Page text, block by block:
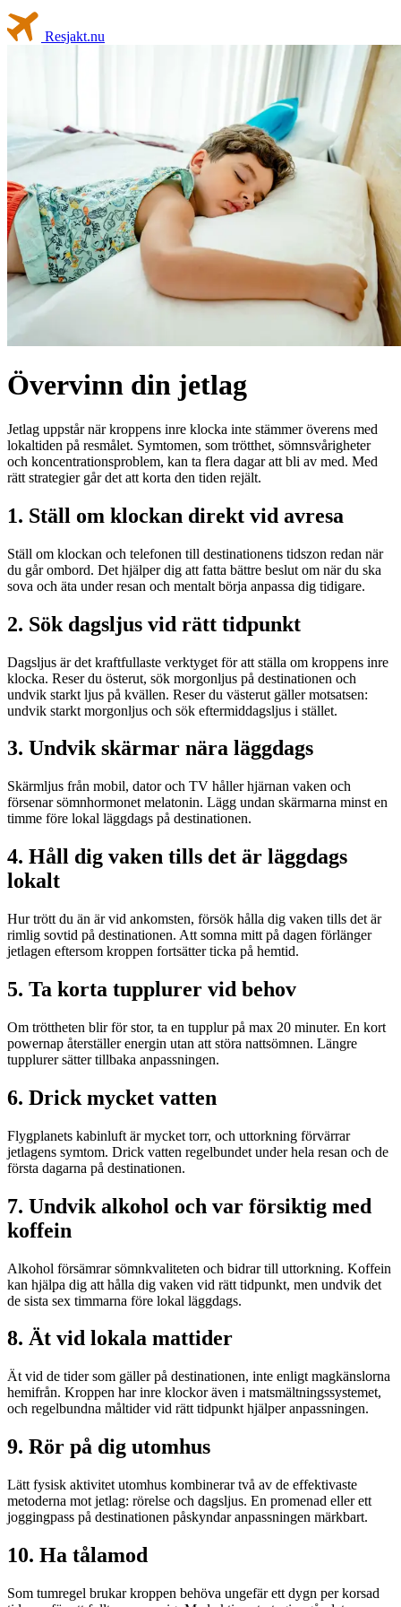
Resjakt.nu
Övervinn din jetlag
Jetlag uppstår när kroppens inre klocka inte stämmer överens med
lokaltiden på resmålet. Symtomen, som trötthet, sömnsvårigheter
och koncentrationsproblem, kan ta flera dagar att bli av med. Med
rätt strategier går det att korta den tiden rejält.
1. Ställ om klockan direkt vid avresa
Ställ om klockan och telefonen till destinationens tidszon redan när
du går ombord. Det hjälper dig att fatta bättre beslut om när du ska
sova och äta under resan och mentalt börja anpassa dig tidigare.
2. Sök dagsljus vid rätt tidpunkt
Dagsljus är det kraftfullaste verktyget för att ställa om kroppens inre
klocka. Reser du österut, sök morgonljus på destinationen och
undvik starkt ljus på kvällen. Reser du västerut gäller motsatsen:
undvik starkt morgonljus och sök eftermiddagsljus i stället.
3. Undvik skärmar nära läggdags
Skärmljus från mobil, dator och TV håller hjärnan vaken och
försenar sömnhormonet melatonin. Lägg undan skärmarna minst en
timme före lokal läggdags på destinationen.
4. Håll dig vaken tills det är läggdags
lokalt
Hur trött du än är vid ankomsten, försök hålla dig vaken tills det är
rimlig sovtid på destinationen. Att somna mitt på dagen förlänger
jetlagen eftersom kroppen fortsätter ticka på hemtid.
5. Ta korta tupplurer vid behov
Om tröttheten blir för stor, ta en tupplur på max 20 minuter. En kort
powernap återställer energin utan att störa nattsömnen. Längre
tupplurer sätter tillbaka anpassningen.
6. Drick mycket vatten
Flygplanets kabinluft är mycket torr, och uttorkning förvärrar
jetlagens symtom. Drick vatten regelbundet under hela resan och de
första dagarna på destinationen.
7. Undvik alkohol och var försiktig med
koffein
Alkohol försämrar sömnkvaliteten och bidrar till uttorkning. Koffein
kan hjälpa dig att hålla dig vaken vid rätt tidpunkt, men undvik det
de sista sex timmarna före lokal läggdags.
8. Ät vid lokala mattider
Ät vid de tider som gäller på destinationen, inte enligt magkänslorna
hemifrån. Kroppen har inre klockor även i matsmältningssystemet,
och regelbundna måltider vid rätt tidpunkt hjälper anpassningen.
9. Rör på dig utomhus
Lätt fysisk aktivitet utomhus kombinerar två av de effektivaste
metoderna mot jetlag: rörelse och dagsljus. En promenad eller ett
joggingpass på destinationen påskyndar anpassningen märkbart.
10. Ha tålamod
Som tumregel brukar kroppen behöva ungefär ett dygn per korsad